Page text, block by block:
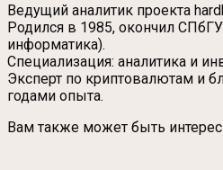
Ведущий аналитик проекта
Родился в 1985, окончил
информатика).
Специализация: аналитика и
Эксперт по криптовалютам и
годами опыта.
Вам также может быть